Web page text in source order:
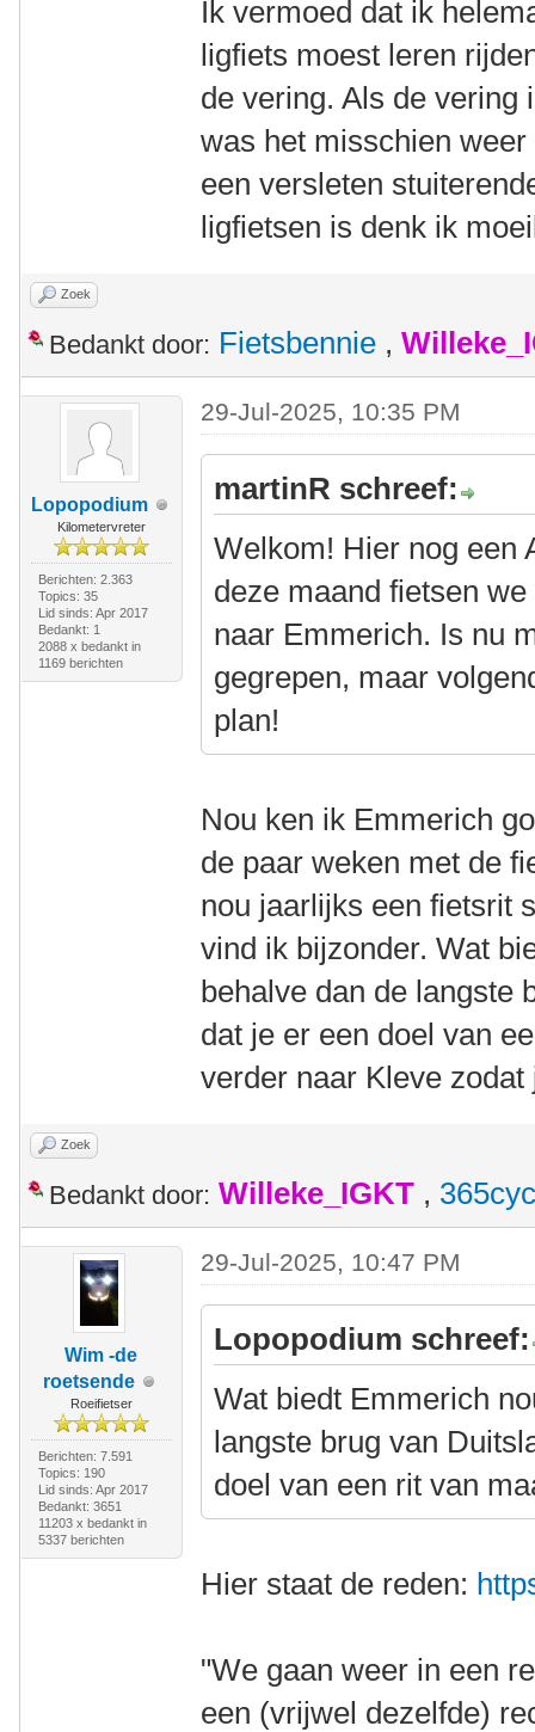
Ik vermoed dat ik
ligfiets moest leren
de vering. Als de vering
was het misschien
een versleten
ligfietsen is denk ik
Zoek
Bedankt door: Fietsbennie ,
Lopopodium
Kilometervreter
Berichten: 2.363
Topics: 35
Lid sinds: Apr 2017
Bedankt: 1
2088 x bedankt in
1169 berichten
29-Jul-2025, 10:35 PM
martinR schreef:
Welkom! Hier nog een
deze maand fietsen
naar Emmerich. Is nu
gegrepen, maar
plan!
Nou ken ik Emmerich
de paar weken met de
nou jaarlijks een fietsrit
vind ik bijzonder. Wat
behalve dan de langste
dat je er een doel van
verder naar Kleve
Zoek
Bedankt door: Willeke_IGKT ,
Wim -de
roetsende
Roeifietser
Berichten: 7.591
Topics: 190
Lid sinds: Apr 2017
Bedankt: 3651
11203 x bedankt in
5337 berichten
29-Jul-2025, 10:47 PM
Lopopodium schreef:
Wat biedt Emmerich
langste brug van
doel van een rit van
Hier staat de reden:
"We gaan weer in een
een (vrijwel dezelfde)